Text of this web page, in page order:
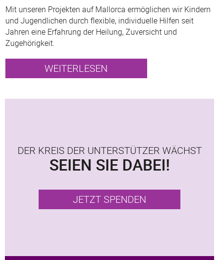
Mit unseren Projekten auf Mallorca ermöglichen wir Kindern
und Jugendlichen durch flexible, individuelle Hilfen seit
Jahren eine Erfahrung der Heilung, Zuversicht und
Zugehörigkeit.
WEITERLESEN
DER KREIS DER UNTERSTÜTZER WÄCHST
SEIEN SIE DABEI!
JETZT SPENDEN